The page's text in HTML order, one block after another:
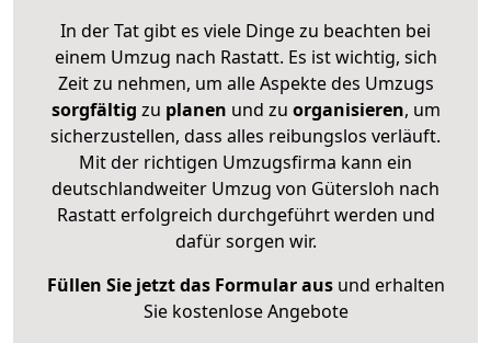
In der Tat gibt es viele Dinge zu beachten bei
einem Umzug nach Rastatt. Es ist wichtig, sich
Zeit zu nehmen, um alle Aspekte des Umzugs
sorgfältig zu planen und zu organisieren, um
sicherzustellen, dass alles reibungslos verläuft.
Mit der richtigen Umzugsfirma kann ein
deutschlandweiter Umzug von Gütersloh nach
Rastatt erfolgreich durchgeführt werden und
dafür sorgen wir.
Füllen Sie jetzt das Formular ausund erhalten
Sie kostenlose Angebote